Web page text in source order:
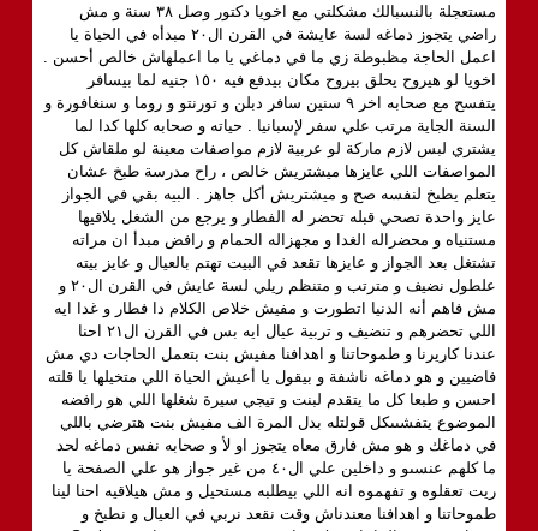
مستعجلة بالنسبالك مشكلتي مع اخويا دكتور وصل ٣٨ سنة و مش
راضي يتجوز دماغه لسة عايشة في القرن ال٢٠ مبدأه في الحياة يا
اعمل الحاجة مظبوطة زي ما في دماغي يا ما اعملهاش خالص أحسن .
اخويا لو هيروح يحلق بيروح مكان بيدفع فيه ١٥٠ جنيه لما بيسافر
يتفسح مع صحابه اخر ٩ سنين سافر دبلن و تورنتو و روما و سنغافورة و
السنة الجاية مرتب علي سفر لإسبانيا . حياته و صحابه كلها كدا لما
يشتري لبس لازم ماركة لو عربية لازم مواصفات معينة لو ملقاش كل
المواصفات اللي عايزها ميشتريش خالص ، راح مدرسة طبخ عشان
يتعلم يطبخ لنفسه صح و ميشتريش أكل جاهز . البيه بقي في الجواز
عايز واحدة تصحي قبله تحضر له الفطار و يرجع من الشغل يلاقيها
مستنياه و محضراله الغدا و مجهزاله الحمام و رافض مبدأ ان مراته
تشتغل بعد الجواز و عايزها تقعد في البيت تهتم بالعيال و عايز بيته
علطول نضيف و مترتب و متنظم ريلي لسة عايش في القرن ال٢٠ و
مش فاهم أنه الدنيا اتطورت و مفيش خلاص الكلام دا فطار و غدا ايه
اللي تحضرهم و تنضيف و تربية عيال ايه بس في القرن ال٢١ احنا
عندنا كاريرنا و طموحاتنا و اهدافنا مفيش بنت بتعمل الحاجات دي مش
فاضيين و هو دماغه ناشفة و بيقول يا أعيش الحياة اللي متخيلها يا قلته
احسن و طبعا كل ما يتقدم لبنت و تيجي سيرة شغلها اللي هو رافضه
الموضوع يتفشىىكل قولتله بدل المرة الف مفيش بنت هترضي باللي
في دماغك و هو مش فارق معاه يتجوز او لأ و صحابه نفس دماغه لحد
ما كلهم عنسىو و داخلين علي ال٤٠ من غير جواز هو علي الصفحة يا
ريت تعقلوه و تفهموه انه اللي بيطلبه مستحيل و مش هيلاقيه احنا لينا
طموحاتنا و اهدافنا معندناش وقت نقعد نربي في العيال و نطبخ و